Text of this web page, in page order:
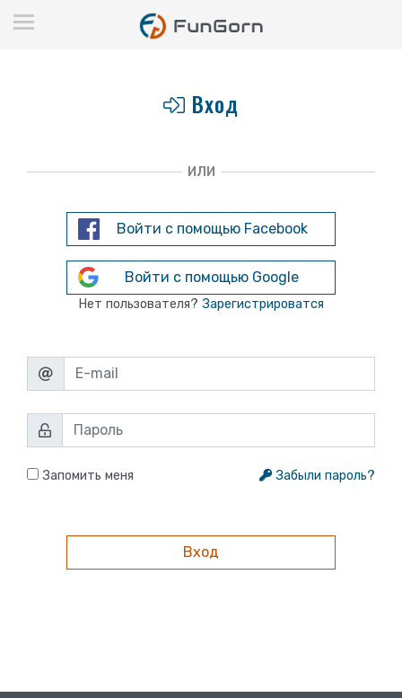
Вход
ИЛИ
Войти с помощью Facebook
Войти с помощью Google
Нет пользователя? Зарегистрироватся
Запомить меня Забыли пароль?